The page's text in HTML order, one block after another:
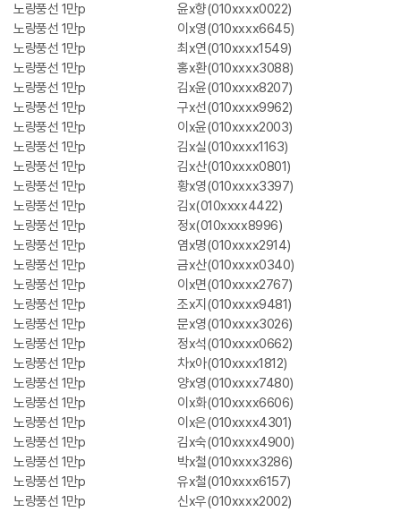
노랑풍선 1만p
윤x향(010xxxx0022)
노랑풍선 1만p
이x영(010xxxx6645)
노랑풍선 1만p
최x연(010xxxx1549)
노랑풍선 1만p
홍x환(010xxxx3088)
노랑풍선 1만p
김x윤(010xxxx8207)
노랑풍선 1만p
구x선(010xxxx9962)
노랑풍선 1만p
이x윤(010xxxx2003)
노랑풍선 1만p
김x실(010xxxx1163)
노랑풍선 1만p
김x산(010xxxx0801)
노랑풍선 1만p
황x영(010xxxx3397)
노랑풍선 1만p
김x(010xxxx4422)
노랑풍선 1만p
정x(010xxxx8996)
노랑풍선 1만p
염x명(010xxxx2914)
노랑풍선 1만p
금x산(010xxxx0340)
노랑풍선 1만p
이x면(010xxxx2767)
노랑풍선 1만p
조x지(010xxxx9481)
노랑풍선 1만p
문x영(010xxxx3026)
노랑풍선 1만p
정x석(010xxxx0662)
노랑풍선 1만p
차x아(010xxxx1812)
노랑풍선 1만p
양x영(010xxxx7480)
노랑풍선 1만p
이x화(010xxxx6606)
노랑풍선 1만p
이x은(010xxxx4301)
노랑풍선 1만p
김x숙(010xxxx4900)
노랑풍선 1만p
박x철(010xxxx3286)
노랑풍선 1만p
유x철(010xxxx6157)
노랑풍선 1만p
신x우(010xxxx2002)